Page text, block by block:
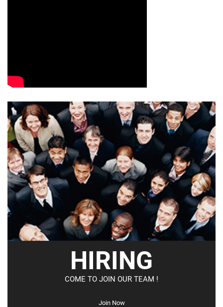
HIRING
COME TO JOIN OUR TEAM !
Join Now